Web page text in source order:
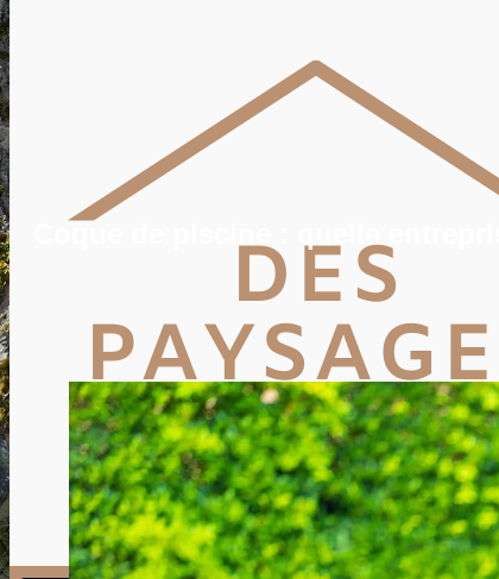
VIE PRATIQUE
ENERGIE
TRAVAUX
DEVIS
Rechercher
Rechercher :
Coque de piscine : quelle